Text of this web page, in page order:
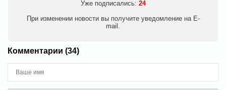
Уже подписались: 24
При изменении новости вы получите уведомление на E-
mail.
Комментарии (34)